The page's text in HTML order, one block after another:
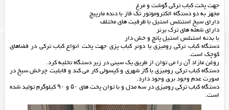
جهت پخت کباب ترکی گوشت و مرغ
مجهز به دو دستگاه الکتروموتور تک فاز با دنده مارپیچ
دارای سیخ استنلس استیل با ظرفیت های مختلف
دارای شعله های ترک برنر
با بدنه استنلس استیل پانچ و خش دار
دستگاه کباب ترکی رومیزی یا دونر کباب پزی جهت پخت انواع کباب ترکی در فضاهای
کوچک است.
روغن مازاد آن را می توان از طریق یک سینی در زیر دستگاه تخلیه کرد.
دستگاه کباب ترکی رومیزی با گاز شهری و کپسولی کار می کند و قابلیت چرخش سیخ در
صورت عدم وجود برق وجود دارد.
دستگاه کباب ترکی رومیزی در سه مدل و با توان پخت های ۵۰ و ۹۰ کیلوگرم تولید شده
است.